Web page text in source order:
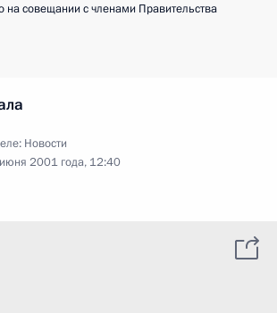
на совещании с членами Правительства
Новости
2001 года, 12:40